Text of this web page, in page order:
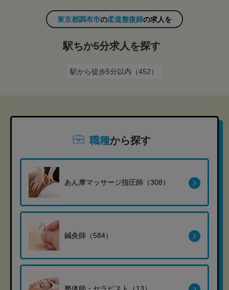
東京都調布市の柔道整復師の求人を
駅ちか5分求人を探す
駅から徒歩5分以内（452）
職種から探す
あん摩マッサージ指圧師（308）
鍼灸師（584）